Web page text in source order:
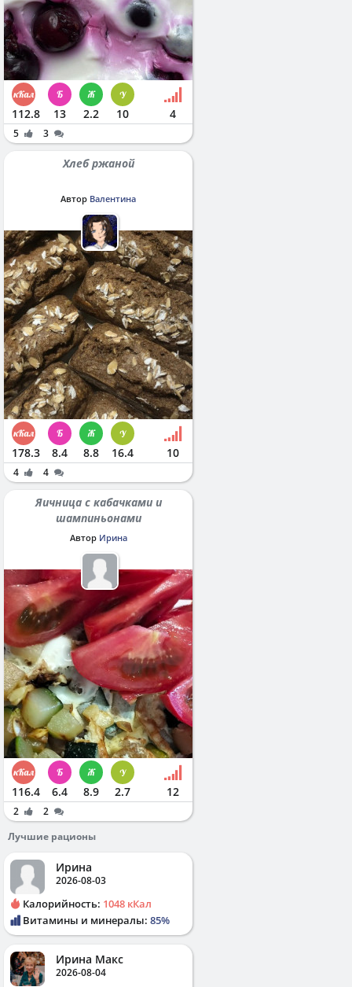
112.8 13 2.2 10 4
5 3
Хлеб ржаной
Автор Валентина
178.3 8.4 8.8 16.4 10
4 4
Яичница с кабачками и
шампиньонами
Автор Ирина
116.4 6.4 8.9 2.7 12
2
2
Лучшие рационы
Ирина
2026-08-03
Калорийность: 1048 кКал
Витамины и минералы: 85%
Ирина Макс
2026-08-04